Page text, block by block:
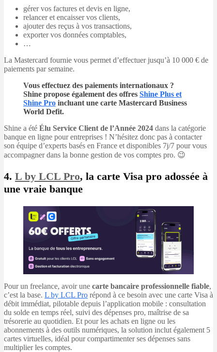
gérer vos factures et devis en ligne,
relancer et encaisser vos clients,
ajouter des reçus à vos transactions,
exporter vos données comptables,
…
La Mastercard fournie vous permet d’effectuer jusqu’à 10 000 € de
paiements par semaine.
Vous effectuez des paiements internationaux ?
Shine propose également des offres Shine Plus et
Shine Pro incluant une carte Mastercard Business
World Defit.
Shine a été Élu Service Client de l’Année 2024 dans la catégorie
banque en ligne pour entreprises ! N’hésitez donc pas à contacter
son équipe d’experts basés en France et disponibles 7j/7 pour vous
accompagner dans la bonne gestion de vos comptes pro. 😉
4. L by LCL Pro, la carte Visa pro adossée à
une vraie banque
Pour un freelance, avoir une carte bancaire professionnelle fiable,
c’est la base. L by LCL Pro répond à ce besoin avec une carte Visa à
débit immédiat, pilotable depuis l’application mobile : consultation
du solde en temps réel, suivi des dépenses pro, maîtrise de sa
trésorerie au quotidien. Et pour les achats en ligne ou les
abonnements à des outils numériques, la solution inclut également 5
cartes virtuelles, idéal pour compartimenter ses dépenses sans
multiplier les comptes.